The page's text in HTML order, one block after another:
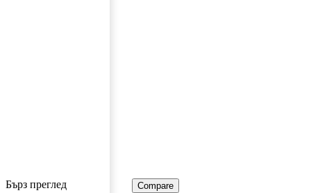
Бърз преглед Compare